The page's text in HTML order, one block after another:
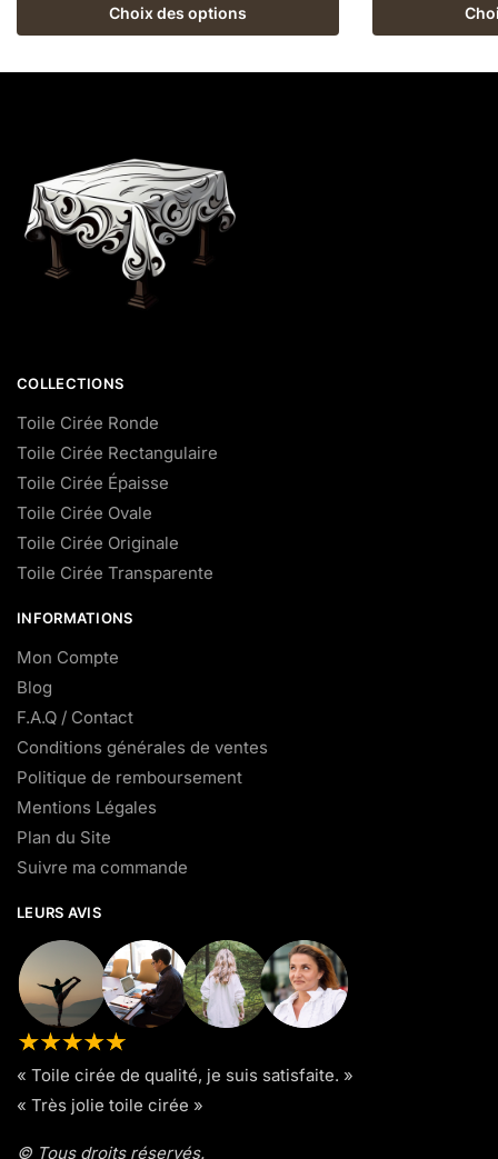
Choix des options
COLLECTIONS
Toile Cirée Ronde
Toile Cirée Rectangulaire
Toile Cirée Épaisse
Toile Cirée Ovale
Toile Cirée Originale
Toile Cirée Transparente
INFORMATIONS
Mon Compte
Blog
F.A.Q / Contact
Conditions générales de ventes
Politique de remboursement
Mentions Légales
Plan du Site
Suivre ma commande
LEURS AVIS
« Toile cirée de qualité, je suis satisfaite. »
« Très jolie toile cirée »
© Tous droits réservés.